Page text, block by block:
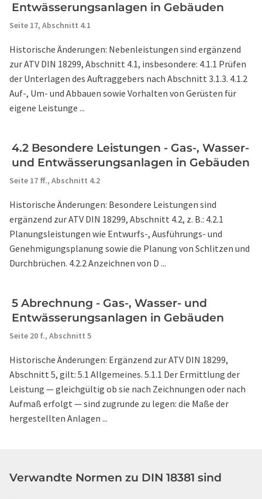
Entwässerungsanlagen in Gebäuden
Seite 17, Abschnitt 4.1
Historische Änderungen: Nebenleistungen sind ergänzend
zur ATV DIN 18299, Abschnitt 4.1, insbesondere: 4.1.1 Prüfen
der Unterlagen des Auftraggebers nach Abschnitt 3.1.3. 4.1.2
Auf-, Um- und Abbauen sowie Vorhalten von Gerüsten für
eigene Leistunge ...
4.2 Besondere Leistungen - Gas-, Wasser-
und Entwässerungsanlagen in Gebäuden
Seite 17 ff., Abschnitt 4.2
Historische Änderungen: Besondere Leistungen sind
ergänzend zur ATV DIN 18299, Abschnitt 4.2, z. B.: 4.2.1
Planungsleistungen wie Entwurfs-, Ausführungs- und
Genehmigungsplanung sowie die Planung von Schlitzen und
Durchbrüchen. 4.2.2 Anzeichnen von D ...
5 Abrechnung - Gas-, Wasser- und
Entwässerungsanlagen in Gebäuden
Seite 20 f., Abschnitt 5
Historische Änderungen: Ergänzend zur ATV DIN 18299,
Abschnitt 5, gilt: 5.1 Allgemeines. 5.1.1 Der Ermittlung der
Leistung — gleichgültig ob sie nach Zeichnungen oder nach
Aufmaß erfolgt — sind zugrunde zu legen: die Maße der
hergestellten Anlagen ...
Verwandte Normen zu DIN 18381 sind